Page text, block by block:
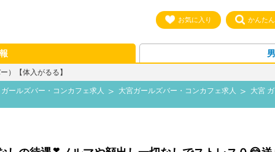
お気に入り かんた
）【体入がるる】
ールズバー・コンカフェ求人 大宮ガールズバー・コンカフェ求人 大宮